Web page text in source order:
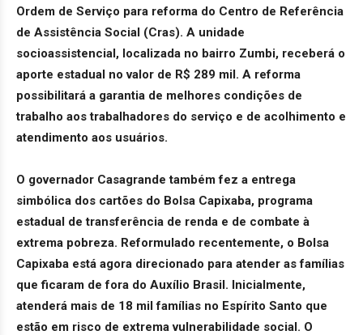
Ordem de Serviço para reforma do Centro de Referência
de Assistência Social (Cras). A unidade
socioassistencial, localizada no bairro Zumbi, receberá o
aporte estadual no valor de R$ 289 mil. A reforma
possibilitará a garantia de melhores condições de
trabalho aos trabalhadores do serviço e de acolhimento e
atendimento aos usuários.
O governador Casagrande também fez a entrega
simbólica dos cartões do Bolsa Capixaba, programa
estadual de transferência de renda e de combate à
extrema pobreza. Reformulado recentemente, o Bolsa
Capixaba está agora direcionado para atender as famílias
que ficaram de fora do Auxílio Brasil. Inicialmente,
atenderá mais de 18 mil famílias no Espírito Santo que
estão em risco de extrema vulnerabilidade social. O